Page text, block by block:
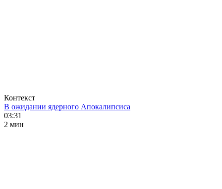
Контекст
В ожидании ядерного Апокалипсиса
03:31
2 мин